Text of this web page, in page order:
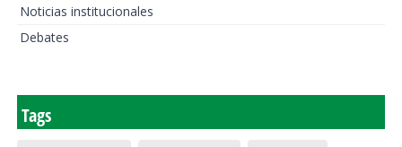
Noticias institucionales
Debates
Tags